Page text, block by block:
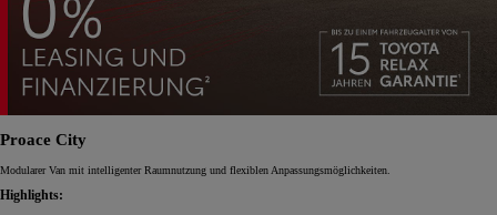
Proace City
Modularer Van mit intelligenter Raumnutzung und flexiblen Anpassungsmöglichkeiten.
Highlights: